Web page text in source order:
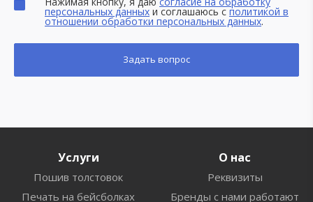
персональных данных и соглашаюсь сполитикой в
отношении обработки персональных данных.
Услуги
Пошив толстовок
Печать на бейсболках
О нас
Реквизиты
Бренды с нами работают